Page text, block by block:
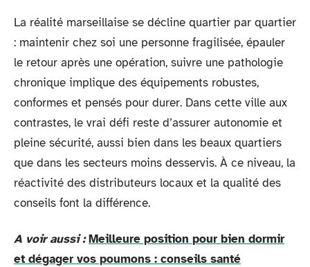
La réalité marseillaise se décline quartier par quartier
: maintenir chez soi une personne fragilisée, épauler
le retour après une opération, suivre une pathologie
chronique implique des équipements robustes,
conformes et pensés pour durer. Dans cette ville aux
contrastes, le vrai défi reste d’assurer autonomie et
pleine sécurité, aussi bien dans les beaux quartiers
que dans les secteurs moins desservis. À ce niveau, la
réactivité des distributeurs locaux et la qualité des
conseils font la différence.
A voir aussi : Meilleure position pour bien dormir
et dégager vos poumons : conseils santé